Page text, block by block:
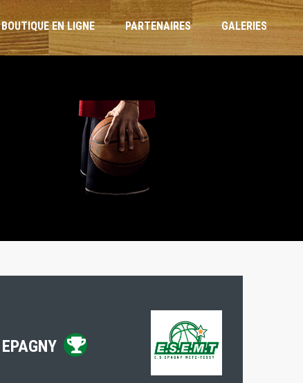
ARBITRES ET OTM
RÈGLEMENT INTÉRIEUR
CHARTE DE L’ENTRAÎNEUR
CHARTE PARENTS
BOUTIQUE EN LIGNE PARTENAIRES GALERIES
EPAGNY